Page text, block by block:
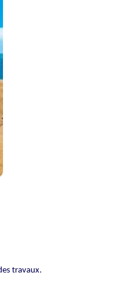
travaux.